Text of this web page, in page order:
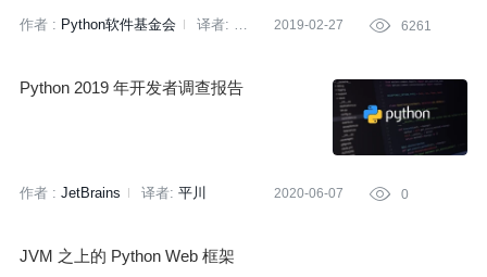
作者 : Python软件基金会
译者:
2019-02-27  6261
Python 2019 年开发者调查报告
作者 : JetBrains 译者: 平川 2020-06-07  0
JVM 之上的 Python Web 框架